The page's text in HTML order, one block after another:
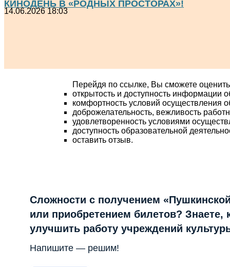
КИНОДЕНЬ В «РОДНЫХ ПРОСТОРАХ»!
14.06.2026 18:03
Перейдя по ссылке, Вы сможете
открытость и доступность информации
комфортность условий осуществления
доброжелательность, вежливость
удовлетворенность условиями
доступность образовательной
оставить отзыв.
Сложности с получением
или приобретением билетов? Знаете,
улучшить работу учреждений
Напишите — решим!